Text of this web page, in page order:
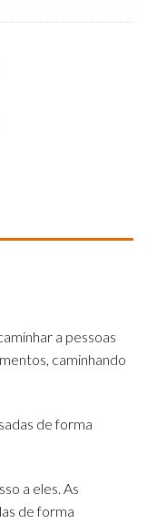
a pessoas
caminhando
de forma
a eles. As
de forma